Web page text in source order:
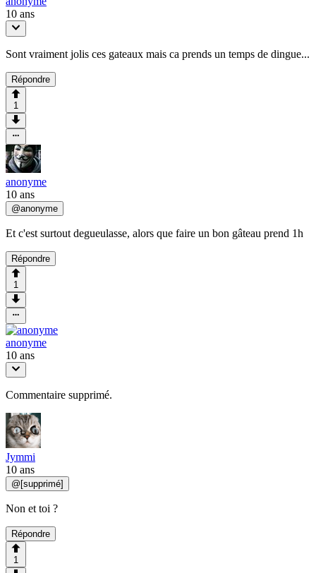
10 ans
Sont vraiment jolis ces gateaux mais ca prends un temps de dingue...
Répondre
1
anonyme
10 ans
@anonyme
Et c'est surtout degueulasse, alors que faire un bon gâteau prend 1h
Répondre
1
anonyme
10 ans
Commentaire supprimé.
Jymmi
10 ans
@ [supprimé]
Non et toi ?
Répondre
1